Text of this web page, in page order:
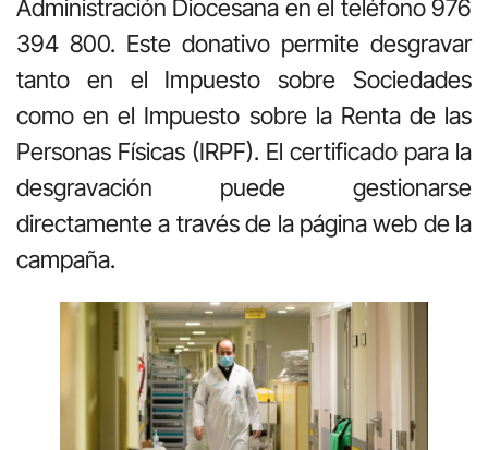
Administración Diocesana en el teléfono 976
394 800. Este donativo permite desgravar
tanto en el Impuesto sobre Sociedades
como en el Impuesto sobre la Renta de las
Personas Físicas (IRPF). El certificado para la
desgravación puede gestionarse
directamente a través de la página web de la
campaña.